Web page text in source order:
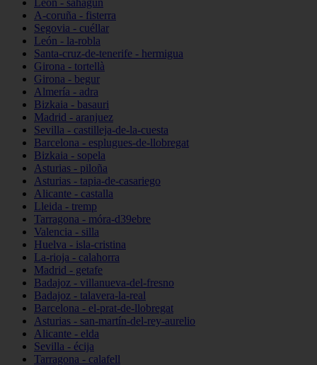
León - sahagún
A-coruña - fisterra
Segovia - cuéllar
León - la-robla
Santa-cruz-de-tenerife - hermigua
Girona - tortellà
Girona - begur
Almería - adra
Bizkaia - basauri
Madrid - aranjuez
Sevilla - castilleja-de-la-cuesta
Barcelona - esplugues-de-llobregat
Bizkaia - sopela
Asturias - piloña
Asturias - tapia-de-casariego
Alicante - castalla
Lleida - tremp
Tarragona - móra-d39ebre
Valencia - silla
Huelva - isla-cristina
La-rioja - calahorra
Madrid - getafe
Badajoz - villanueva-del-fresno
Badajoz - talavera-la-real
Barcelona - el-prat-de-llobregat
Asturias - san-martín-del-rey-aurelio
Alicante - elda
Sevilla - écija
Tarragona - calafell